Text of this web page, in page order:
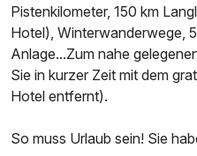
Pistenkilometer, 150 km
Hotel), Winterwanderwege,
Anlage...Zum nahe
Sie in kurzer Zeit mit dem
Hotel entfernt).
So muss Urlaub sein! Sie